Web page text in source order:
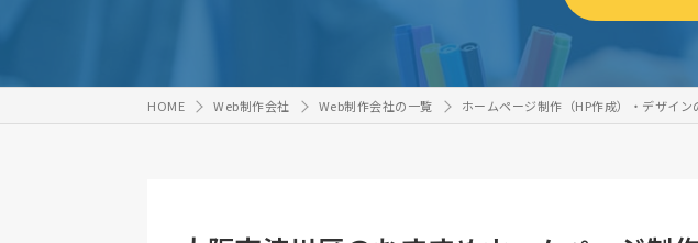
HOME Web制作会社 Web制作会社の一覧 ホームページ制作（HP作成）・デザイン